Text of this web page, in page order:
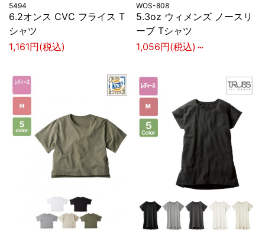
5494
6.2オンス CVC フライス T
シャツ
1,161円(税込)
WOS-808
5.3oz ウィメンズ ノースリ
ーブ Tシャツ
1,056円(税込)～